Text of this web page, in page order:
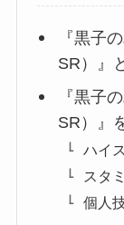
『黒子
SR）』
『黒子
SR）』
ハイ
スタ
個人